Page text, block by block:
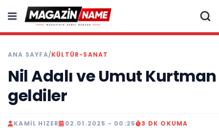
ANA SAYFA/KÜLTÜR-SANAT
Nil Adalı ve Umut
geldiler
KAMIL HIZER 02.01.2025 - 00:25 3 DK OKUMA